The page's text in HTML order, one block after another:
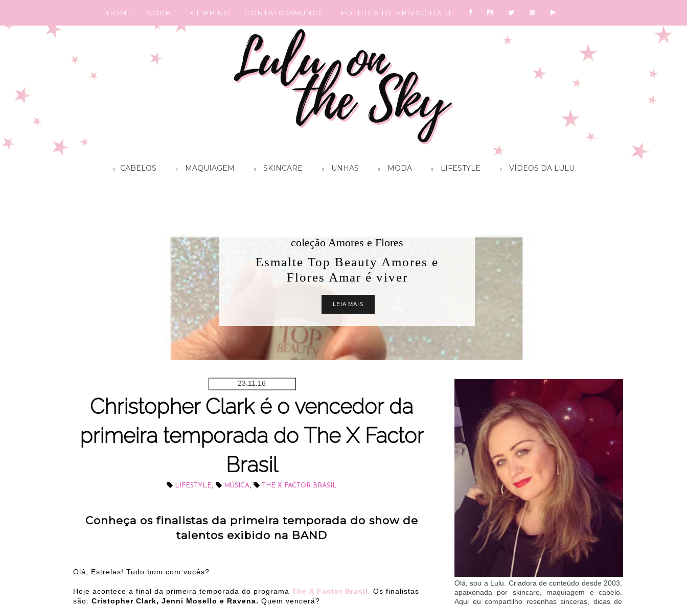
HOME SOBRE CLIPPING CONTATO/ANUNCIE POLÍTICA DE PRIVACIDADE
CABELOS MAQUIAGEM SKINCARE UNHAS MODA LIFESTYLE VÍDEOS DA LULU
coleção Amores e Flores
Esmalte Top Beauty Amores e
Flores Amar é viver
LEIA MAIS
23.11.16
Christopher Clark é o vencedor da
primeira temporada do The X Factor
Brasil
LIFESTYLE MÚSICA THE X FACTOR BRASIL
Conheça os finalistas da primeira temporada do show de
talentos exibido na BAND
Olá, Estrelas! Tudo bom com vocês?
Hoje acontece a final da primeira temporada do programa The X Factor Brasil. Os finalistas
são: Cristopher Clark, Jenni Mosello e Ravena. Quem vencerá?
Olá, sou a Lulu. Criadora de conteúdo desde 2003,
apaixonada por skincare, maquiagem e cabelo.
Aqui eu compartilho resenhas sinceras, dicas de